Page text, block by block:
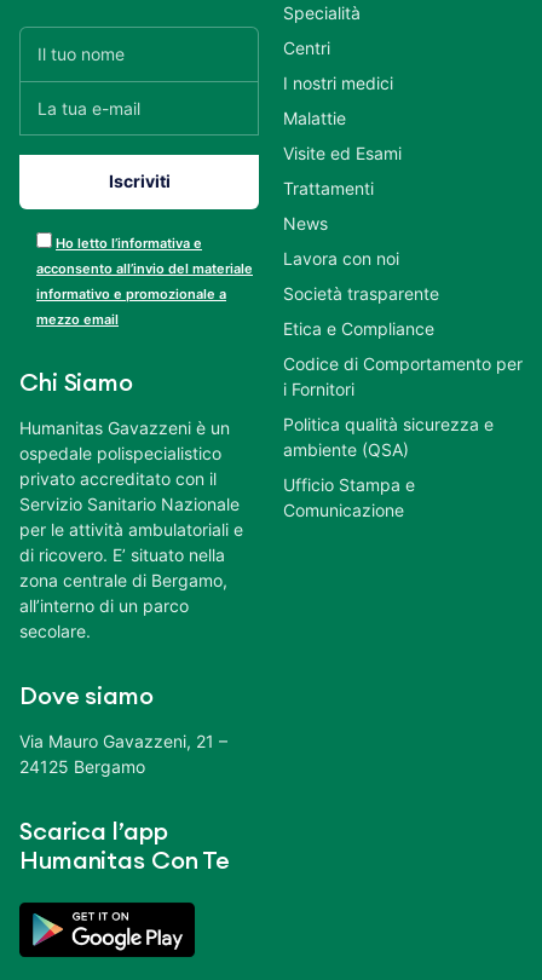
Ho letto l’informativa e
acconsento all’invio del materiale
informativo e promozionale a
mezzo email
Chi Siamo
Humanitas Gavazzeni è un
ospedale polispecialistico
privato accreditato con il
Servizio Sanitario Nazionale
per le attività ambulatoriali e
di ricovero. E’ situato nella
zona centrale di Bergamo,
all’interno di un parco
secolare.
Dove siamo
Via Mauro Gavazzeni, 21 –
24125 Bergamo
Scarica l’app
Humanitas Con Te
Specialità
Centri
I nostri medici
Malattie
Visite ed Esami
Trattamenti
News
Lavora con noi
Società trasparente
Etica e Compliance
Codice di Comportamento per
i Fornitori
Politica qualità sicurezza e
ambiente (QSA)
Ufficio Stampa e
Comunicazione